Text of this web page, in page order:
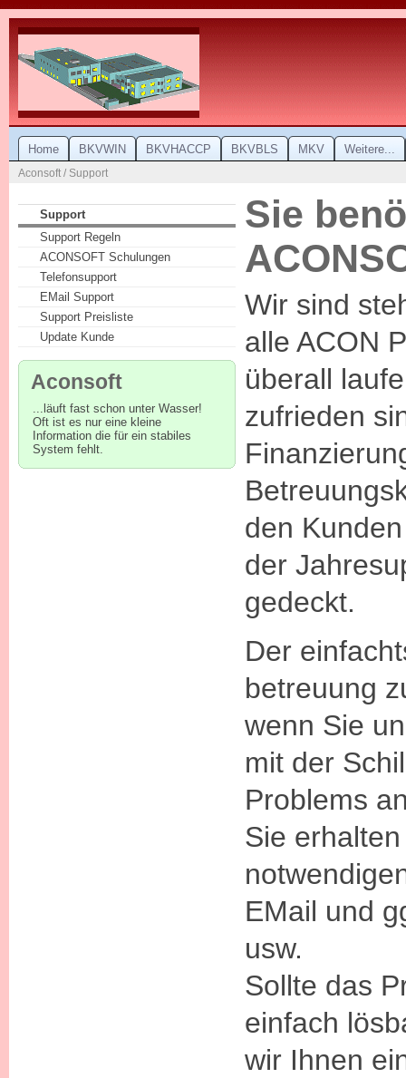
Home BKVWIN BKVHACCP BKVBLS MKV Weitere...
Aconsoft / Support
Support
Support Regeln
ACONSOFT Schulungen
Telefonsupport
EMail Support
Support Preisliste
Update Kunde
Aconsoft
...läuft fast schon unter Wasser!
Oft ist es nur eine kleine
Information die für ein stabiles
System fehlt.
Sie
Wir sind
alle ACON
überall
zufrieden
den
der
gedeckt.
Der
betreuung
wenn Sie
mit der
Problems
Sie
EMail und
usw.
Sollte das
einfach
wir Ihnen